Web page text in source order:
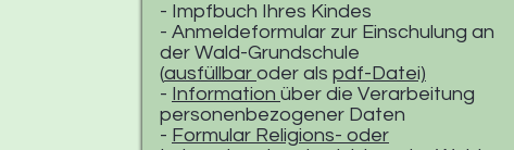
- Impfbuch Ihres Kindes
- Anmeldeformular zur Einschulung an
der Wald-Grundschule
(ausfüllbar oder als pdf-Datei)
- Information über die Verarbeitung
personenbezogener Daten
- Formular Religions- oder